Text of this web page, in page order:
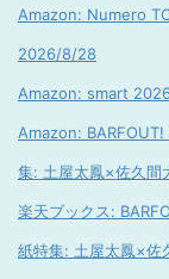
Amazon: Numero
2026/8/28
Amazon: smart
Amazon:
集: 土屋太鳳×佐久
楽天ブックス:
紙特集: 土屋太鳳×佐